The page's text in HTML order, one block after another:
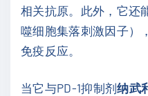
相关抗原。此外，它还
噬细胞集落刺激因子）
免疫反应。
当它与PD-1抑制剂纳武